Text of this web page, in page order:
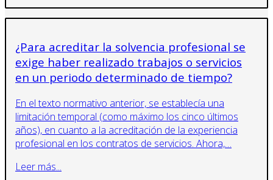
¿Para acreditar la solvencia profesional se
exige haber realizado trabajos o servicios
en un periodo determinado de tiempo?
En el texto normativo anterior, se establecía una
limitación temporal (como máximo los cinco últimos
años), en cuanto a la acreditación de la experiencia
profesional en los contratos de servicios. Ahora,…
Leer más...